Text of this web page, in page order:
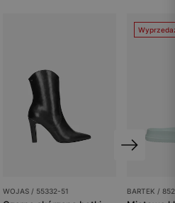
WOJAS / 55332-51 BARTEK /